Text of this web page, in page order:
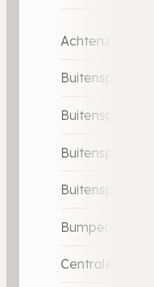
Buitenspiegels
Buitenspiegels
Buitenspiegels
Buitenspiegels
Bumpers in
Centrale